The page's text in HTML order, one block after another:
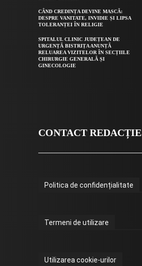
CÂND CREDINȚA DEVINE MASCĂ:
DESPRE VANITATE, INVIDIE ȘI LIPSA
TOLERANȚEI ÎN RELIGIE
SPITALUL CLINIC JUDEȚEAN DE
URGENȚĂ BISTRIȚA ANUNȚĂ
RELUAREA VIZITELOR ÎN SECȚIILE
CHIRURGIE GENERALĂ ȘI
GINECOLOGIE
CONTACT REDACȚIE
Politica de confidențialitate
Termeni de utilizare
Utilizarea cookie-urilor